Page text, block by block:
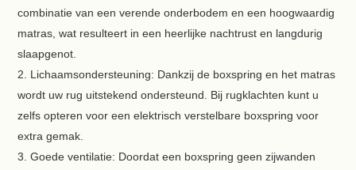
combinatie van een verende onderbodem en een hoogwaardig
matras, wat resulteert in een heerlijke nachtrust en langdurig
slaapgenot.
Lichaamsondersteuning: Dankzij de boxspring en het matras
wordt uw rug uitstekend ondersteund. Bij rugklachten kunt u
zelfs opteren voor een elektrisch verstelbare boxspring voor
extra gemak.
Goede ventilatie: Doordat een boxspring geen zijwanden